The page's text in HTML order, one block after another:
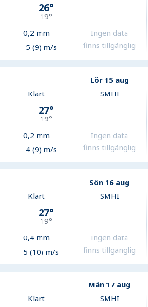
26°
19°
0,2 mm
5 (9) m/s
Ingen data
finns tillgänglig
Lör 15 aug
Klart
27°
19°
0,2 mm
4 (9) m/s
SMHI
Ingen data
finns tillgänglig
Sön 16 aug
Klart
27°
19°
0,4mm
5 (10) m/s
SMHI
Ingen data
finns tillgänglig
Mån 17 aug
Klart
SMHI